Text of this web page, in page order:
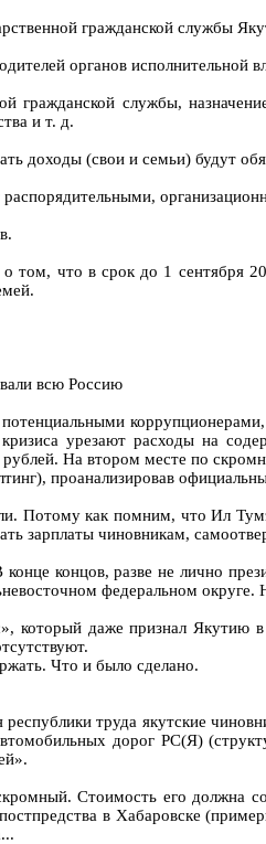
гражданской службы
органов
гражданской службы,
и т. д.
доходы (свои и семьи) будут
о том, что в срок до 1 сентября
всю Россию
урезают расходы на
На втором месте по
проанализировав
Потому как помним, что Ил
зарплаты чиновникам,
концов, разве не лично
федеральном
даже признал Якутию в
Что и было сделано.
труда якутские
дорог РС(Я)
Стоимость его должна
в Хабаровске